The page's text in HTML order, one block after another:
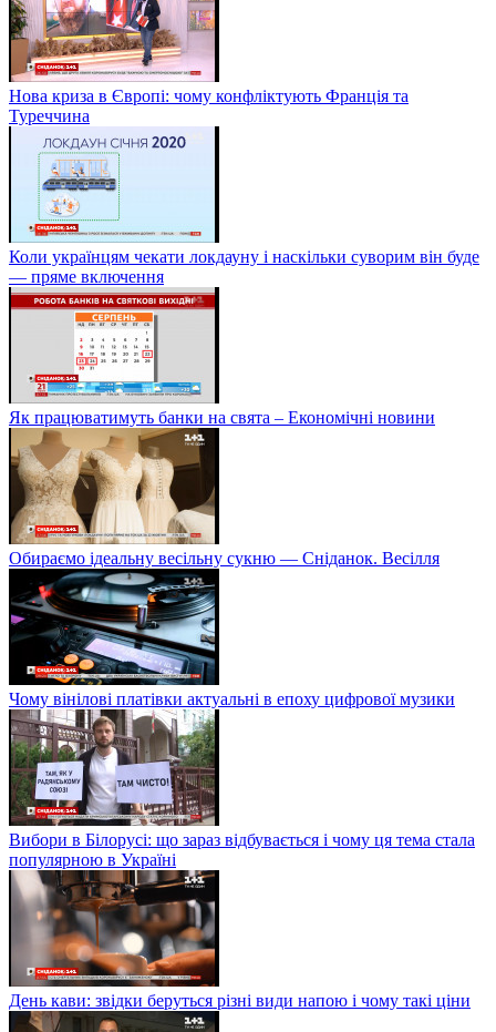
Нова криза в Європі: чому конфліктують Франція та
Туреччина
Коли українцям чекати локдауну і наскільки суворим він буде
— пряме включення
Як працюватимуть банки на свята – Економічні новини
Обираємо ідеальну весільну сукню — Сніданок. Весілля
Чому вінілові платівки актуальні в епоху цифрової музики
Вибори в Білорусі: що зараз відбувається і чому ця тема стала
популярною в Україні
День кави: звідки беруться різні види напою і чому такі ціни